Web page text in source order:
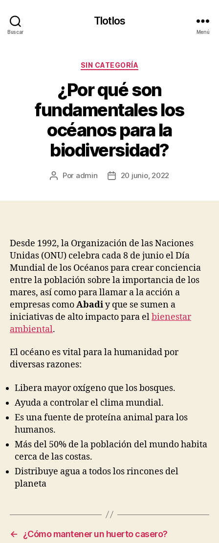
Buscar
Tlotlos
Menú
Categorías
SIN CATEGORÍA
¿Por qué son
fundamentales los
océanos para la
biodiversidad?
Autor
Por admin
Fecha20 junio, 2022
Desde 1992, la Organización de las Naciones
Unidas (ONU) celebra cada 8 de junio el Día
Mundial de los Océanos para crear conciencia
entre la población sobre la importancia de los
mares, así como para llamar a la acción a
empresas comoAbadiy que se sumen a
iniciativas de alto impacto para elbienestar
ambiental.
El océano es vital para la humanidad por
diversas razones:
Libera mayor oxígeno que los bosques.
Ayuda a controlar el clima mundial.
Es una fuente de proteína animal para los
humanos.
Más del 50% de la población del mundo habita
cerca de las costas.
Distribuye agua a todos los rincones del
planeta
←
¿Cómo mantener un huerto casero?